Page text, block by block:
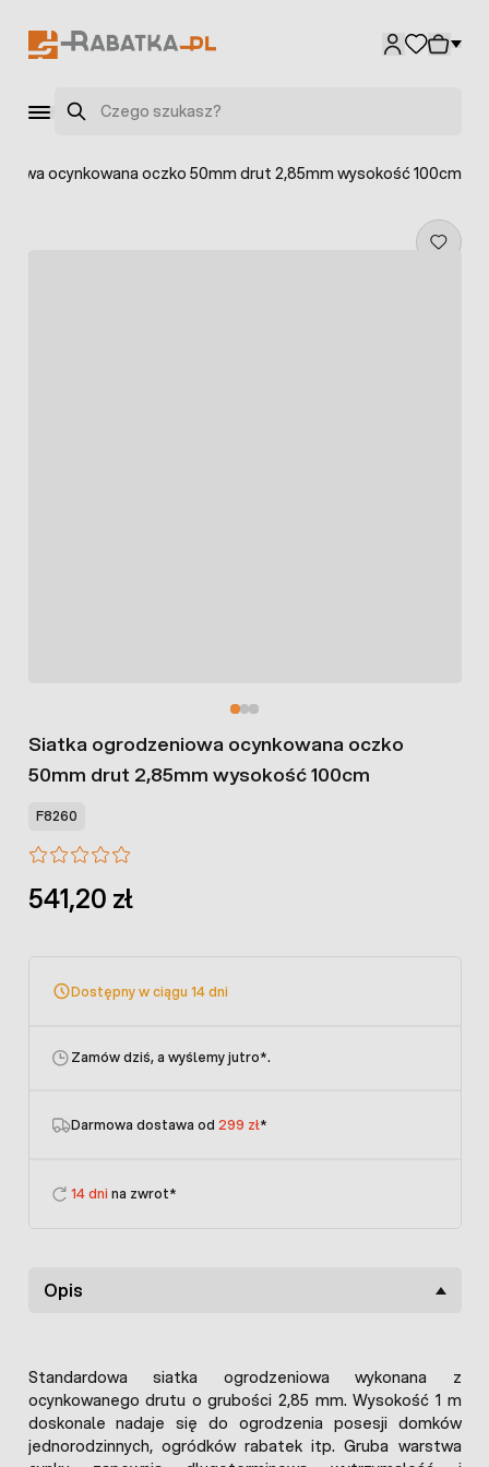
Szukaj
ocynkowana oczko 50mm drut 2,85mm wysokość 100cm
Siatka ogrodzeniowa ocynkowana oczko
50mm drut 2,85mm wysokość 100cm
F8260
541,20 zł
Dostępny w ciągu 14 dni
Zamów dziś, a wyślemy jutro*.
Darmowa dostawa od 299 zł*
14 dni na zwrot*
Opis
Standardowa siatka ogrodzeniowa wykonana z
ocynkowanego drutu o grubości 2,85 mm. Wysokość 1 m
doskonale nadaje się do ogrodzenia posesji domków
jednorodzinnych, ogródków rabatek itp. Gruba warstwa